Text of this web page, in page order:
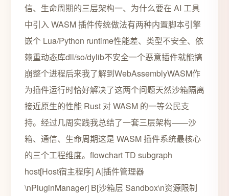
信、生命周期的三层架构一、为什么要在 AI 工具
中引入 WASM 插件传统做法有两种内置脚本引擎
嵌个 Lua/Python runtime性能差、类型不安全、依
赖重动态库dll/so/dylib不安全一个恶意插件就能搞
崩整个进程后来我了解到WebAssemblyWASM作
为插件运行时恰好解决了这两个问题天然沙箱隔离
接近原生的性能 Rust 对 WASM 的一等公民支
持。经过几周实践我总结了一套三层架构——沙
箱、通信、生命周期这是 WASM 插件系统最核心
的三个工程维度。flowchart TD subgraph
host[Host宿主程序] A[插件管理器
\nPluginManager] B[沙箱层 Sandbox\n资源限制